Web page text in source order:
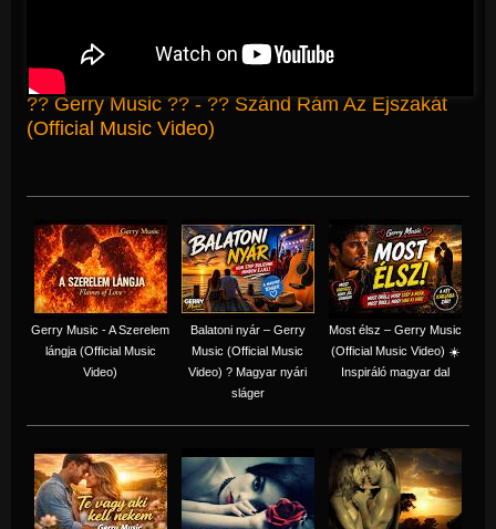
?? Gerry Music ?? - ?? Szánd Rám Az Éjszakát
(Official Music Video)
Gerry Music - A Szerelem
lángja (Official Music
Video)
Balatoni nyár – Gerry
Music (Official Music
Video) ? Magyar nyári
sláger
Most élsz – Gerry Music
(Official Music Video) ☀️
Inspiráló magyar dal